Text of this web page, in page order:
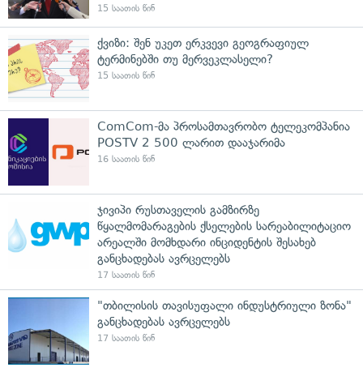
15 საათის წინ
ქვიზი: შენ უკეთ ერკვევი გეოგრაფიულ
ტერმინებში თუ მერვეკლასელი?
15 საათის წინ
ComCom-მა პროსამთავრობო ტელეკომპანია
POSTV 2 500 ლარით დააჯარიმა
16 საათის წინ
ჯივიპი რუსთაველის გამზირზე
წყალმომარაგების ქსელების სარეაბილიტაციო
არეალში მომხდარი ინციდენტის შესახებ
განცხადებას ავრცელებს
17 საათის წინ
"თბილისის თავისუფალი ინდუსტრიული ზონა"
განცხადებას ავრცელებს
17 საათის წინ